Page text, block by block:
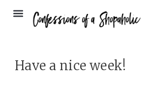
Have a nice week!